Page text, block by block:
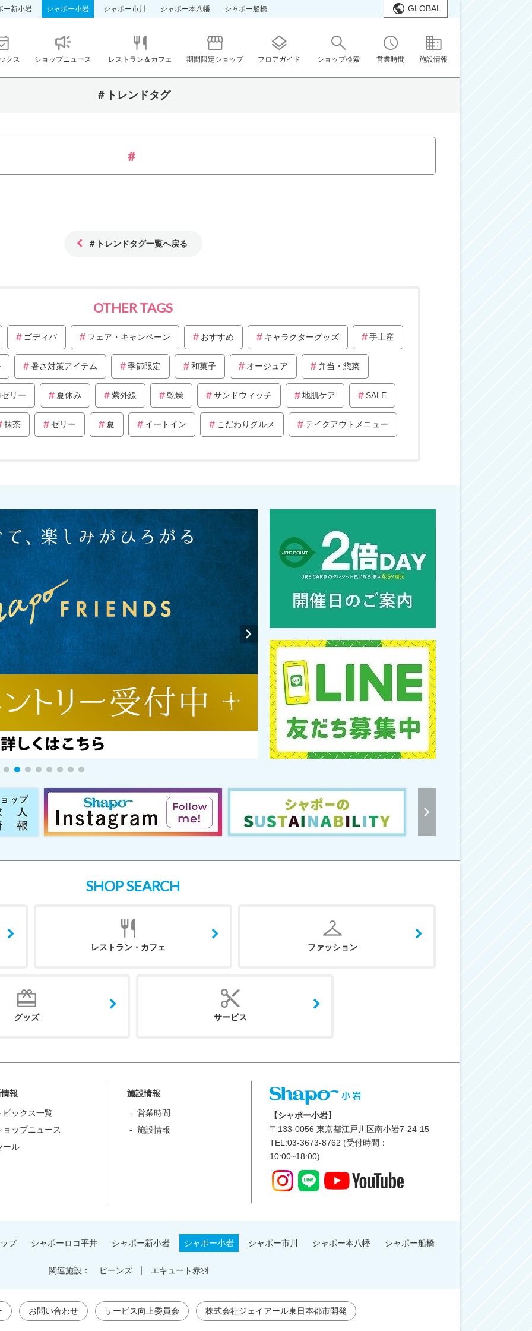
ー新小岩 シャポー小岩 シャポー市川 シャポー本八幡 シャポー船橋 GLOBAL
クス ショップニュース レストラン＆カフェ 期間限定ショップ フロアガイド ショップ検索 営業時間 施設情報
＃トレンドタグ
＃トレンドタグ一覧へ戻る
OTHER TAGS
ゴディバ フェア・キャンペーン おすすめ キャラクターグッズ 手土産
暑さ対策アイテム 季節限定 和菓子 オージュア 弁当・惣菜
リー 夏休み 紫外線 乾燥 サンドウィッチ 地肌ケア SALE
抹茶 ゼリー 夏 イートイン こだわりグルメ テイクアウトメニュー
SHOP SEARCH
レストラン・カフェ ファッション
グッズ サービス
報
ピックス一覧
ョップニュース
ール
施設情報
営業時間
施設情報
【シャポー小岩】
〒 133-0056 東京都江戸川区南小岩7-24-15
TEL:03-3673-8762 (受付時間：
10:00~18:00)
プ シャポーロコ平井 シャポー新小岩 シャポー小岩 シャポー市川 シャポー本八幡 シャポー船橋
関連施設： ビーンズ エキュート赤羽
お問い合わせ サービス向上委員会 株式会社ジェイアール東日本都市開発